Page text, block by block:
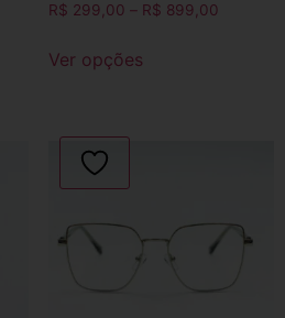
R$ 299,00 – R$ 899,00
Ver opções